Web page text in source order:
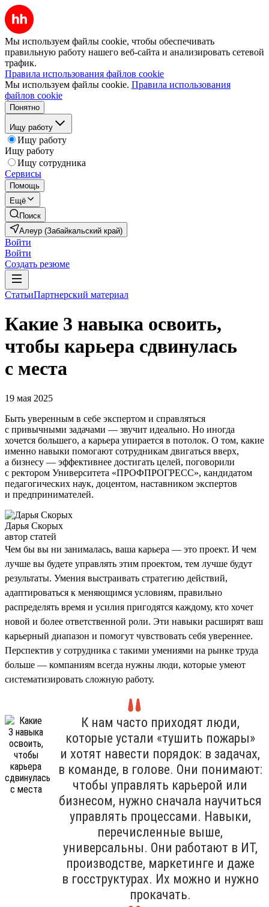
Мы используем файлы cookie, чтобы обеспечивать
правильную работу нашего веб-сайта и анализировать сетевой
трафик.
Правила использования файлов cookie
Мы используем файлы cookie. Правила использования
файлов cookie
Понятно
Ищу работу
Ищу работу
Ищу работу
Ищу сотрудника
Сервисы
Помощь
Ещё
Поиск
Алеур (Забайкальский край)
Войти
Войти
Создать резюме
СтатьиПартнерский материал
Какие 3 навыка освоить,
чтобы карьера сдвинулась
с места
19 мая 2025
Быть уверенным в себе экспертом и справляться
с привычными задачами — звучит идеально. Но иногда
хочется большего, а карьера упирается в потолок. О том, какие
именно навыки помогают сотрудникам двигаться вверх,
а бизнесу — эффективнее достигать целей, поговорили
с ректором Университета «ПРОФПРОГРЕСС», кандидатом
педагогических наук, доцентом, наставником экспертов
и предпринимателей.
Дарья Скорых
автор статей
Чем бы вы ни занималась, ваша карьера — это проект. И чем
лучше вы будете управлять этим проектом, тем лучше будут
результаты. Умения выстраивать стратегию действий,
адаптироваться к меняющимся условиям, правильно
распределять время и усилия пригодятся каждому, кто хочет
новой и более ответственной роли. Эти навыки расширят ваш
карьерный диапазон и помогут чувствовать себя увереннее.
Перспектив у сотрудника с такими умениями на рынке труда
больше — компаниям всегда нужны люди, которые умеют
систематизировать сложную работу.
К нам часто приходят люди,
которые устали «тушить пожары»
и хотят навести порядок: в задачах,
в команде, в голове. Они понимают:
чтобы управлять карьерой или
бизнесом, нужно сначала научиться
управлять процессами. Навыки,
перечисленные выше,
универсальны. Они работают в ИТ,
производстве, маркетинге и даже
в госструктурах. Их можно и нужно
прокачать.